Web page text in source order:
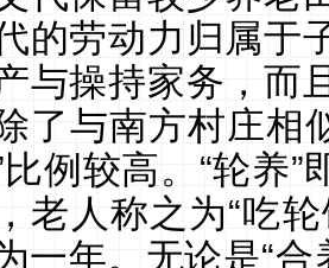
的劳动力归属于
与操持家务，而
了与南方村庄相
比例较高。“轮养
老人称之为“吃
一年。无论是“合